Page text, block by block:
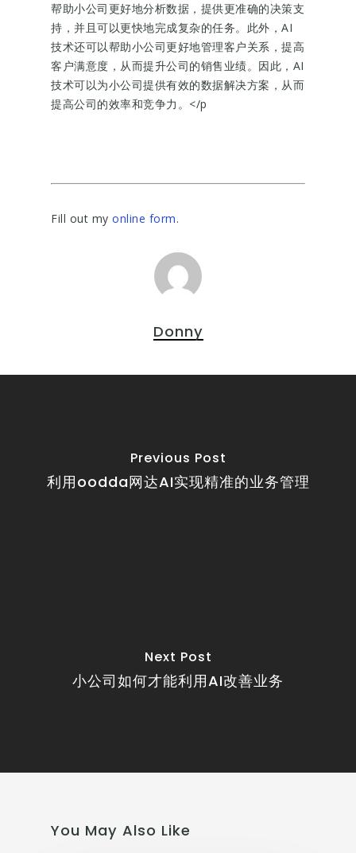
帮助小公司更好地分析数据，提供更准确的决策支
持，并且可以更快地完成复杂的任务。此外，AI
技术还可以帮助小公司更好地管理客户关系，提高
客户满意度，从而提升公司的销售业绩。因此，AI
技术可以为小公司提供有效的数据解决方案，从而
提高公司的效率和竞争力。</p
Fill out my online form.
Donny
Previous Post
利用oodda网达AI实现精准的业务管理
Next Post
小公司如何才能利用AI改善业务
You May Also Like